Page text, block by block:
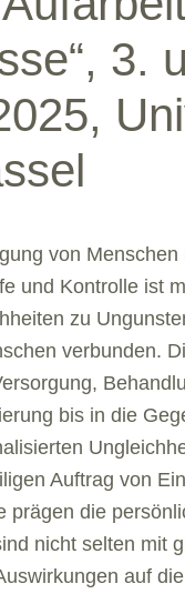
3.
von
und Kon­trolle ist
zu
ver­bun­den.
bis in die
Auf­trag von
prä­gen die
nicht sel­ten mit
auf